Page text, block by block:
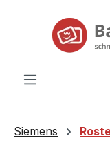
springen
Siemens